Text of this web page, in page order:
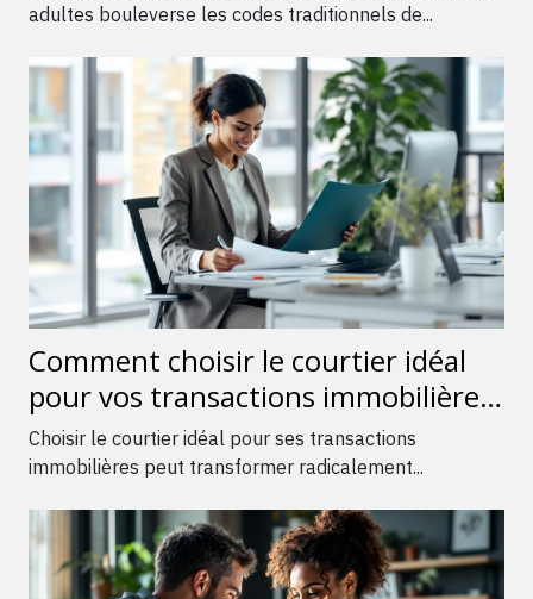
adultes bouleverse les codes traditionnels de...
Comment choisir le courtier idéal
pour vos transactions immobilières
?
Choisir le courtier idéal pour ses transactions
immobilières peut transformer radicalement...